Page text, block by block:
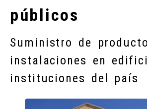
públicos
Suministro de
instalaciones en
instituciones del país